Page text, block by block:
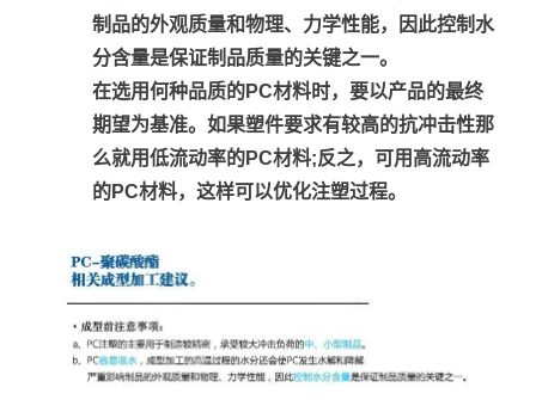
制品的外观质量和物理、力学性能，因此控制水
分含量是保证制品质量的关键之一。
在选用何种品质的PC材料时，要以产品的最终
期望为基准。如果塑件要求有较高的抗冲击性那
么就用低流动率的PC材料;反之，可用高流动率
的PC材料，这样可以优化注塑过程。